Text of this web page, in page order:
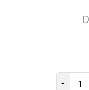
-